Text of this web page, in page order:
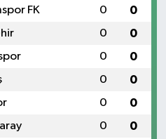
FK 0 0
0 0
0 0
0 0
0 0
0 0